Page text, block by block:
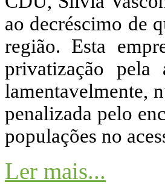
ao decréscimo de
região. Esta
privatização pela
lamentavelmente,
penalizada pelo
populações no
Ler mais...